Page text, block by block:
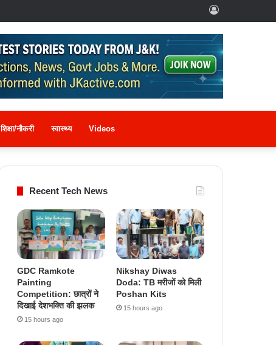
In
शिक्षा/नौकरी स्वास्थ्य Videos
Recent Tech News
GDC Ramkote
Painting
Competition: छात्रों ने
दिखाई देशभक्ति की झलक
15 hours ago
Nikshay Diwas
Doda: TB मरीजों को मिली
Poshan Kits
15 hours ago